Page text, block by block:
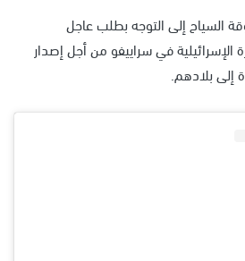
السياح إلى التوجه بطلب عاجل
الإسرائيلية في سراييفو من أجل إصدار
إلى بلادهم.